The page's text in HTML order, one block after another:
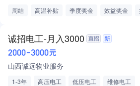
周结 高温补贴 季度奖金 效益奖金
诚招电工-月入3000
2000-3000元
山西诚远物业服务
1-3年 高压电工 低压电工
维修电工